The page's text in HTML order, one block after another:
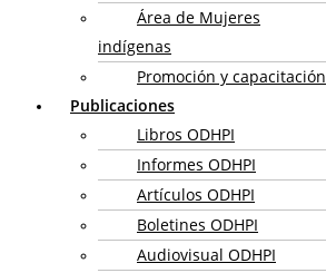
Área de Mujeres
indígenas
Promoción y capacitación
Publicaciones
Libros ODHPI
Informes ODHPI
Artículos ODHPI
Boletines ODHPI
Audiovisual ODHPI